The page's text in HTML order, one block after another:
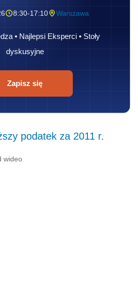
8:30-17:10 Warszawa
• Najlepsi Eksperci • Stoły
dyskusyjne
Zapisz się
podatek za 2011 r.
wideo